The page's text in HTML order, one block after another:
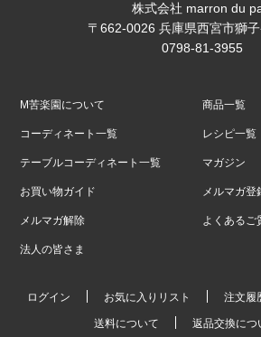
株式会社 marron du
〒662-0026 兵庫県西宮市獅
0798-81-3955
M苦楽園について 商品一覧
コーディネート一覧 レシピ一覧
テーブルコーディネート一覧 マガジン
お買い物ガイド メルマガ登
メルマガ解除 よくあるご
法人の皆さま
ログイン お気に入りリスト 注文履
送料について 返品交換につ